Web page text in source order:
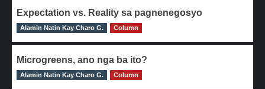
Expectation vs. Reality sa pagnenegosyo
0
Alamin Natin Kay Charo G. Column
Microgreens, ano nga ba ito?
0
Alamin Natin Kay Charo G. Column